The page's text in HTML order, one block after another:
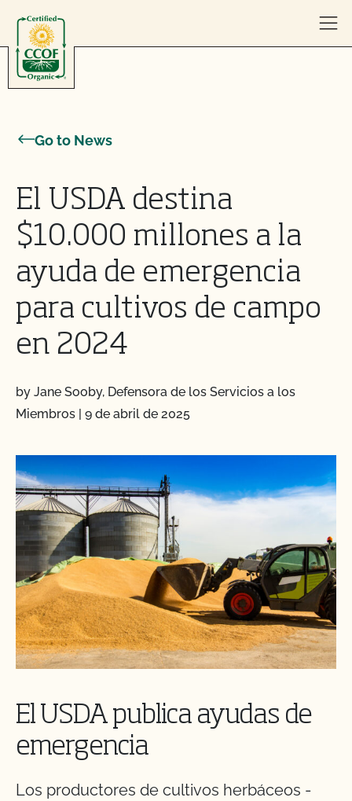
Go to News
El USDA destina
$10.000 millones a la
ayuda de emergencia
para cultivos de campo
en 2024
by Jane Sooby, Defensora de los Servicios a los
Miembros | 9 de abril de 2025
El USDA publica ayudas de
emergencia
Los productores de cultivos herbáceos -